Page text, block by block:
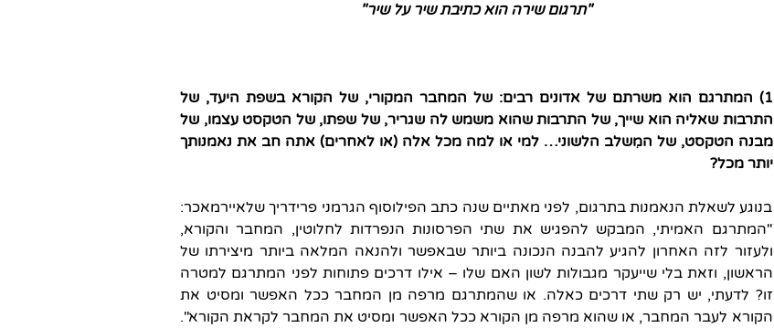
"תרגום שירה הוא כתיבת שיר על שיר"
1) המתרגם הוא משרתם של אדונים רבים: של המחבר המקורי, של הקורא בשפת היעד, של
התרבות שאליה הוא שייך, של התרבות שהוא משמש לה שגריר, של שפתו, של הטקסט עצמו, של
מבנה הטקסט, של המִשלב הלשוני… למי או למה מכל אלה (או לאחרים) אתה חב את נאמנותך
יותר מכל?
בנוגע לשאלת הנאמנות בתרגום, לפני מאתיים שנה כתב הפילוסוף הגרמני פרידריך שלאיירמאכר:
"המתרגם האמיתי, המבקש להפגיש את שתי הפרסונות הנפרדות לחלוטין, המחבר והקורא,
ולעזור לזה האחרון להגיע להבנה הנכונה ביותר שבאפשר ולהנאה המלאה ביותר מיצירתו של
הראשון, וזאת בלי שייעקר מגבולות לשון האם שלו – אילו דרכים פתוחות לפני המתרגם למטרה
זו? לדעתי, יש רק שתי דרכים כאלה. או שהמתרגם מרפה מן המחבר ככל האפשר ומסיט את
הקורא לעבר המחבר, או שהוא מרפה מן הקורא ככל האפשר ומסיט את המחבר לקראת הקורא".